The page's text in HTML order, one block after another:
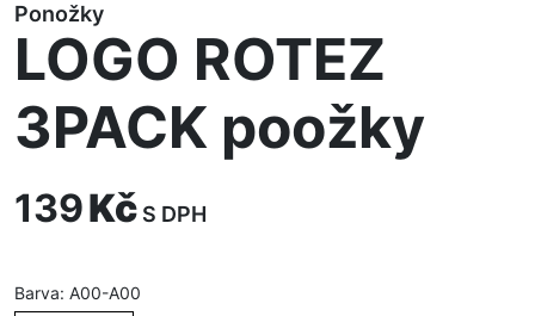
Ponožky
LOGO ROTEZ
3PACK poožky
139Kč S DPH
Barva: A00-A00